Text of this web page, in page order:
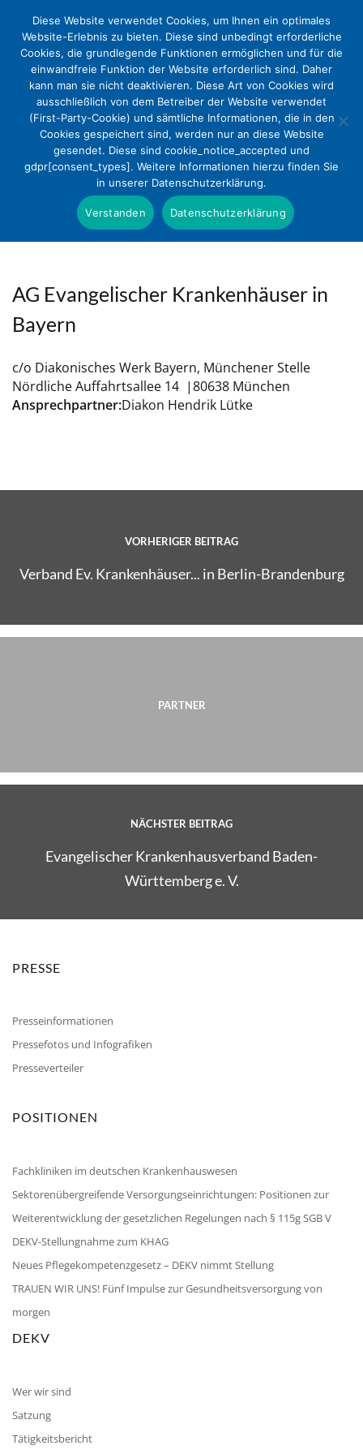
AG Evangelischer Krankenhäuser in
Bayern
c/o Diakonisches Werk Bayern, Münchener Stelle
Nördliche Auffahrtsallee 14 |80638 München
Ansprechpartner:Diakon Hendrik Lütke
VORHERIGER BEITRAG
Verband Ev. Krankenhäuser... in Berlin-Brandenburg
PARTNER
NÄCHSTER BEITRAG
Evangelischer Krankenhausverband Baden-
Württemberg e. V.
PRESSE
Presseinformationen
Pressefotos und Infografiken
Presseverteiler
POSITIONEN
Fachkliniken im deutschen Krankenhauswesen
Sektorenübergreifende Versorgungseinrichtungen: Positionen zur
Weiterentwicklung der gesetzlichen Regelungen nach § 115g SGB V
DEKV-Stellungnahme zum KHAG
Neues Pflegekompetenzgesetz – DEKV nimmt Stellung
TRAUEN WIR UNS! Fünf Impulse zur Gesundheitsversorgung von
morgen
DEKV
Wer wir sind
Satzung
Tätigkeitsbericht
Diese Website verwendet Cookies, um Ihnen ein optimales
Website-Erlebnis zu bieten. Diese sind unbedingt erforderliche
Cookies, die grundlegende Funktionen ermöglichen und für die
einwandfreie Funktion der Website erforderlich sind. Daher
kann man sie nicht deaktivieren. Diese Art von Cookies wird
ausschließlich von dem Betreiber der Website verwendet
(First-Party-Cookie) und sämtliche Informationen, die in den
Cookies gespeichert sind, werden nur an diese Website
gesendet. Diese sind cookie_notice_accepted und
gdpr[consent_types]. Weitere Informationen hierzu finden Sie
in unserer Datenschutzerklärung.
Verstanden Datenschutzerklärung